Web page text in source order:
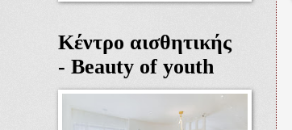
Κέντρο αισθητικής
- Beauty of youth